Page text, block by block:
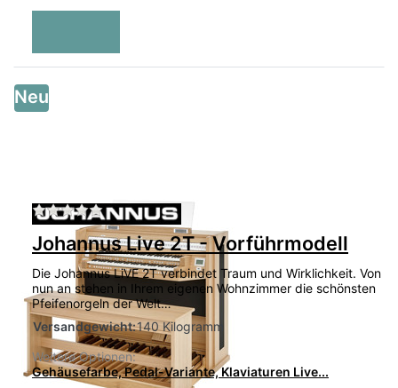
Neu
Zu diesem Produkt liegen noch keine
Johannus Live 2T - Vorführmodell
Die Johannus LiVE 2T verbindet Traum und Wirklichkeit. Von
nun an stehen in Ihrem eigenen Wohnzimmer die schönsten
Pfeifenorgeln der Welt…
Versandgewicht:140 Kilogramm
Weitere Optionen:
Gehäusefarbe, Pedal-Variante, Klaviaturen Live...